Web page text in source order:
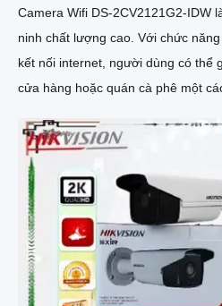
Camera Wifi DS-2CV2121G2-IDW
ninh chất lượng cao. Với chức năng quan sát từ xa thông qua
kết nối internet, người dùng có thể
cửa hàng hoặc quán cà phê một